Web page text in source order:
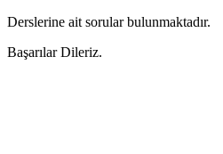
Derslerine ait sorular bulunmaktadır.
Başarılar Dileriz.